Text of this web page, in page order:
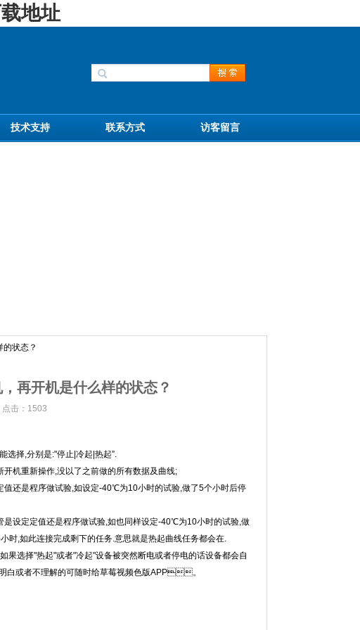
地址
技术支持 联系方式 访客留言
态？
，再开机是什么样的状态？
：1503
选择,分别是:"停止|冷起|热起”.
机重新操作,没以了之前做的所有数据及曲线;
还是程序做试验,如设定-40℃为10小时的试验,做了5个小时后停
设定定值还是程序做试验,如也同样设定-40℃为10小时的试验,做
时,如此连接完成剩下的任务.意思就是热起曲线任务都会在.
果选择"热起"或者"冷起"设备被突然断电或者停电的话设备都会自
白或者不理解的可随时给草莓视频色版APP。